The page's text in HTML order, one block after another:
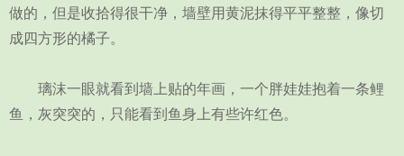
小
做的，但是收拾得很干净，墙壁用黄泥抹得平平整整，像切
成四方形的橘子。
璃沫一眼就看到墙上贴的年画，一个胖娃娃抱着一条鲤
鱼，灰突突的，只能看到鱼身上有些许红色。